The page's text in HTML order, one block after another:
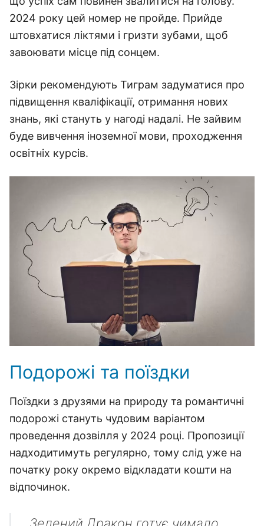
2024 року цей номер не пройде. Прийде
штовхатися ліктями і гризти зубами, щоб
завоювати місце під сонцем.
Зірки рекомендують Тиграм задуматися про
підвищення кваліфікації, отримання нових
знань, які стануть у нагоді надалі. Не зайвим
буде вивчення іноземної мови, проходження
освітніх курсів.
Подорожі та поїздки
Поїздки з друзями на природу та романтичні
подорожі стануть чудовим варіантом
проведення дозвілля у 2024 році. Пропозиції
надходитимуть регулярно, тому слід уже на
початку року окремо відкладати кошти на
відпочинок.